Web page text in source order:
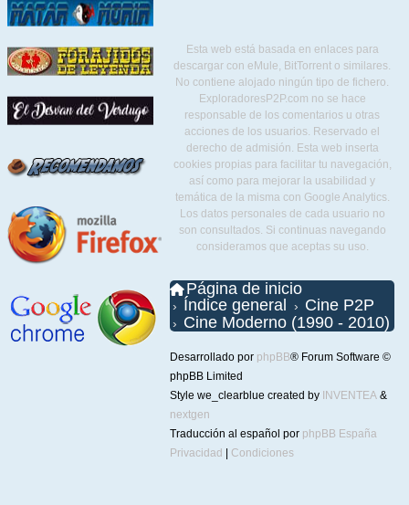
Esta web está basada en enlaces para
descargar con eMule, BitTorrent o similares.
No contiene alojado ningún tipo de fichero.
ExploradoresP2P.com no se hace
responsable de los comentarios u otras
acciones de los usuarios. Reservado el
derecho de admisión. Esta web inserta
cookies propias para facilitar tu navegación,
así como para mejorar la usabilidad y
temática de la misma con Google Analytics.
Los datos personales de cada usuario no
son consultados. Si continuas navegando
consideramos que aceptas su uso.
Página de inicio
Índice general
Cine P2P
Cine Moderno (1990 - 2010)
Desarrollado por phpBB® Forum Software ©
phpBB Limited
Style we_clearblue created by INVENTEA &
nextgen
Traducción al español por phpBB España
Privacidad
Condiciones